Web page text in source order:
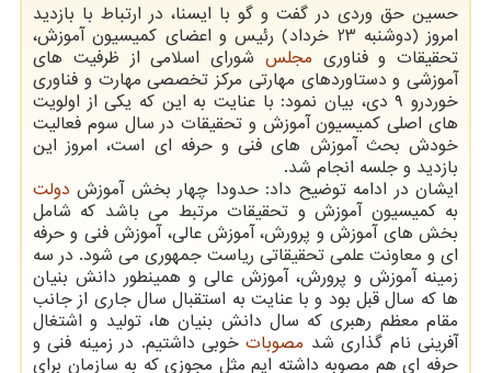
حسین حق وردی در گفت و گو با ایسنا، در ارتباط با بازدید
امروز (دوشنبه 23 خرداد) رئیس و اعضای کمیسیون آموزش،
تحقیقات و فناوری مجلس شورای اسلامی از ظرفیت های
آموزشی و دستاوردهای مهارتی مرکز تخصصی مهارت و فناوری
خوردرو ۹ دی، بیان نمود: با عنایت به این که یکی از اولویت
های اصلی کمیسیون آموزش و تحقیقات در سال سوم فعالیت
خودش بحث آموزش های فنی و حرفه ای است، امروز این
بازدید و جلسه انجام شد.
ایشان در ادامه توضیح داد: حدودا چهار بخش آموزش دولت
به کمیسیون آموزش و تحقیقات مرتبط می باشد که شامل
بخش های آموزش و پرورش، آموزش عالی، آموزش فنی و حرفه
ای و معاونت علمی تحقیقاتی ریاست جمهوری می شود. در سه
زمینه آموزش و پرورش، آموزش عالی و همینطور دانش بنیان
ها که سال قبل بود و با عنایت به استقبال سال جاری از جانب
مقام معظم رهبری که سال دانش بنیان ها، تولید و اشتغال
آفرینی نام گذاری شد مصوباتخوبی داشتیم. در زمینه فنی و
حرفه ای هم مصوبه داشته ایم مثل مجوزی که به سازمان برای